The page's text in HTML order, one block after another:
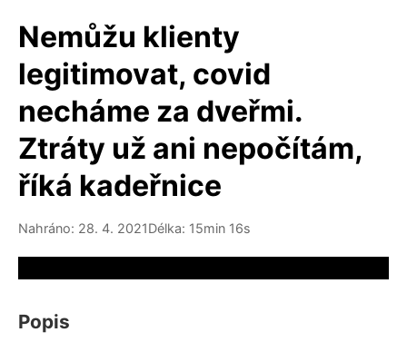
Nemůžu klienty
legitimovat, covid
necháme za dveřmi.
Ztráty už ani nepočítám,
říká kadeřnice
Nahráno: 28. 4. 2021Délka: 15min 16s
Popis